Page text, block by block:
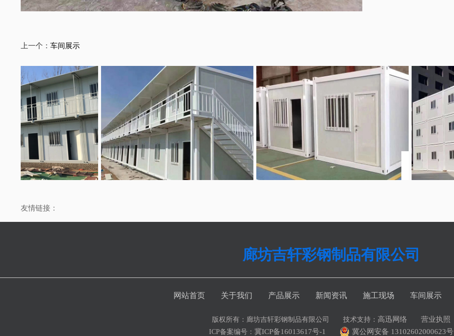
上一个： 车间展示
友情链接：
廊坊吉轩彩钢制品有限公司
网站首页 关于我们 产品展示 新闻资讯 施工现场 车间展示
版权所有：廊坊吉轩彩钢制品有限公司 技术支持： 高迅网络 营业执照
ICP备案编号： 冀ICP备16013617号-1 冀公网安备 13102602000623号